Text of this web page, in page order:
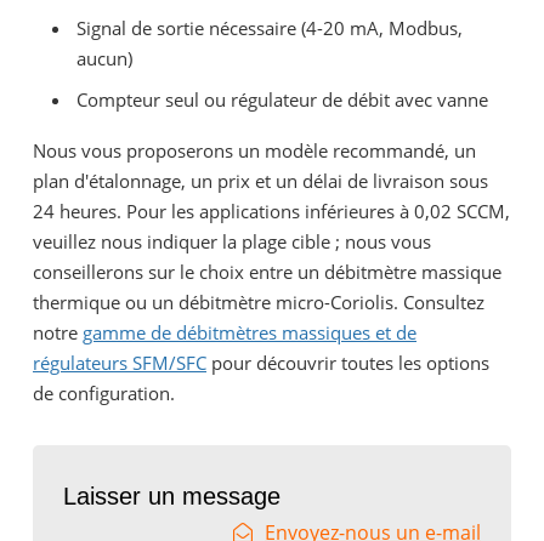
Signal de sortie nécessaire (4-20 mA, Modbus,
aucun)
Compteur seul ou régulateur de débit avec vanne
Nous vous proposerons un modèle recommandé, un
plan d'étalonnage, un prix et un délai de livraison sous
24 heures. Pour les applications inférieures à 0,02 SCCM,
veuillez nous indiquer la plage cible ; nous vous
conseillerons sur le choix entre un débitmètre massique
thermique ou un débitmètre micro-Coriolis. Consultez
notre gamme de débitmètres massiques et de
régulateurs SFM/SFC pour découvrir toutes les options
de configuration.
Laisser un message
Envoyez-nous un e-mail